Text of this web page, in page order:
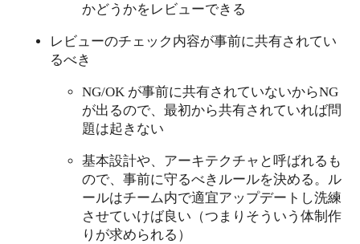
かどうかをレビューできる
レビューのチェック内容が事前に共有されてい
るべき
NG/OK が事前に共有されていないからNG
が出るので、最初から共有されていれば問
題は起きない
基本設計や、アーキテクチャと呼ばれるも
ので、事前に守るべきルールを決める。ル
ールはチーム内で適宜アップデートし洗練
させていけば良い（つまりそういう体制作
りが求められる）